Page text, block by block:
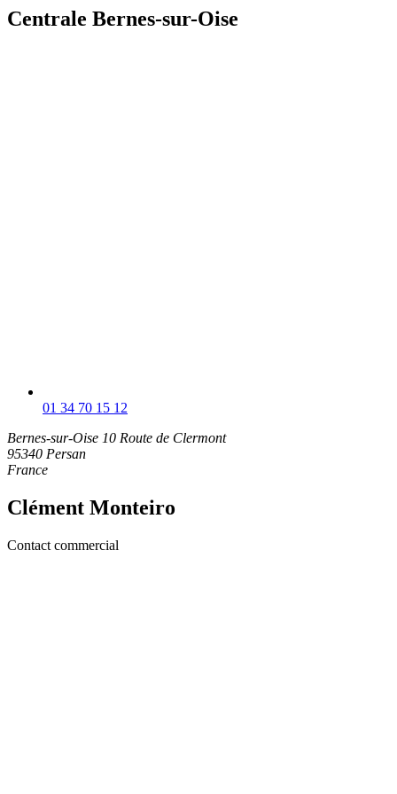
Centrale Bernes-sur-Oise
01 34 70 15 12
Bernes-sur-Oise 10 Route de Clermont
95340 Persan
France
Clément Monteiro
Contact commercial